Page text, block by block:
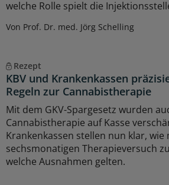
welche Rolle spielt die
Von Prof. Dr. med. Jörg Schelling
Rezept
KBV und Krankenkassen
Regeln zur Cannabistherapie
Mit dem GKV-Spargesetz wurden
Cannabistherapie auf Kasse
Krankenkassen stellen nun klar, wie
sechsmonatigen Therapieversuch
welche Ausnahmen gelten.